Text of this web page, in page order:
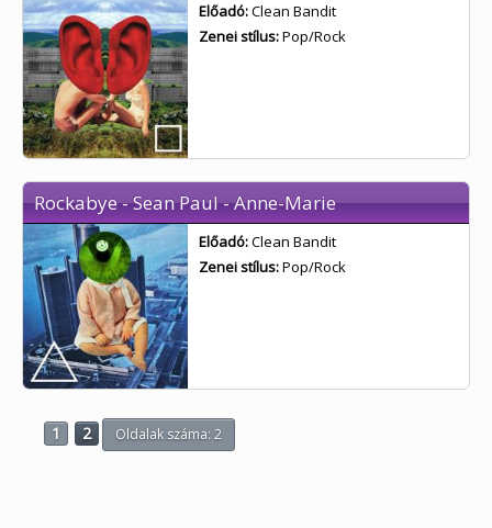
Előadó:Clean Bandit
Zenei stílus:Pop/Rock
Rockabye - Sean Paul - Anne-Marie
Előadó:Clean Bandit
Zenei stílus:Pop/Rock
1 2 Oldalak száma: 2